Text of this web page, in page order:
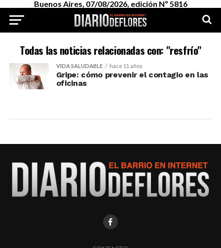
Buenos Aires, 07/08/2026, edición Nº 5816
Todas las noticias relacionadas con: "resfrío"
VIDA SALUDABLE hace 11 años
Gripe: cómo prevenir el contagio en las
oficinas